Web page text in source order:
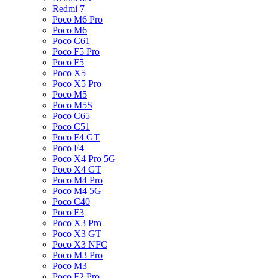
Redmi 7
Poco M6 Pro
Poco M6
Poco C61
Poco F5 Pro
Poco F5
Poco X5
Poco X5 Pro
Poco M5
Poco M5S
Poco C65
Poco C51
Poco F4 GT
Poco F4
Poco X4 Pro 5G
Poco X4 GT
Poco M4 Pro
Poco M4 5G
Poco C40
Poco F3
Poco X3 Pro
Poco X3 GT
Poco X3 NFC
Poco M3 Pro
Poco M3